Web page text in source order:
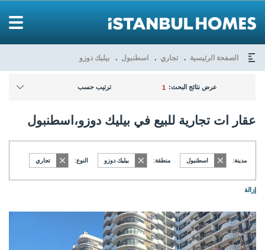
الصفحة الرئيسية تجاري اسطنبول بيليك دوزو
عرض نتائج البحث: 1 ترتيب حسب
عقار ات تجارية للبيع في بيليك دوزو،اسطنبول
مدينة: اسطنبول منطقة: بيليك دوزو النوع: تجاري
إزالة